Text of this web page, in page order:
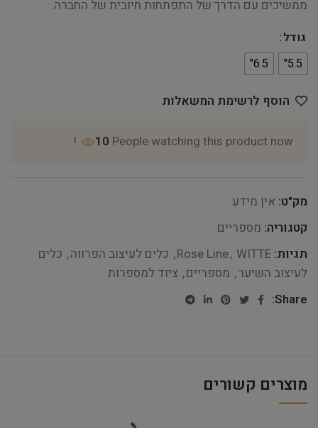
ממשיכים עם הדרך של התפתחות חיובית של החברה.
גודל
5.5"
6.5"
הוסף לרשימת המשאלות
10 People watching this product now!
מק"ט: אין מידע
קטגוריה: מספריים
תגיות:
Rose Line, WITTE
, כלים לעיצוב הפרווה, כלים
לעיצוב השיער, מספריים, ציוד למספרות
Share:
מוצרים קשורים